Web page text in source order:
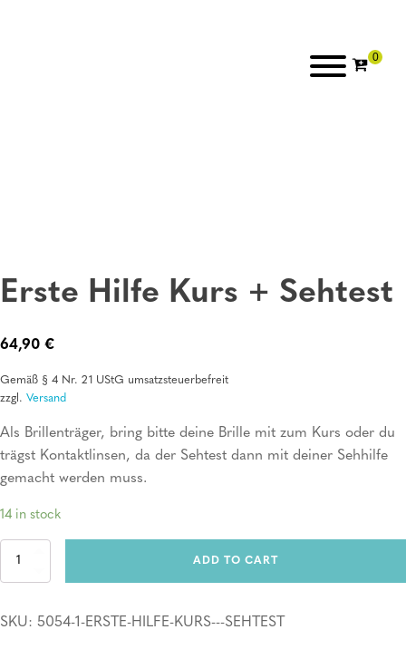
Erste Hilfe Kurs + Sehtest
64,90 €
Gemäß § 4 Nr. 21 UStG umsatzsteuerbefreit
zzgl. Versand
Als Brillenträger, bring bitte deine Brille mit zum Kurs oder du
trägst Kontaktlinsen, da der Sehtest dann mit deiner Sehhilfe
gemacht werden muss.
14 in stock
Erste
Sehtest
ADD TO CART
SKU: 5054-1-ERSTE-HILFE-KURS---SEHTEST